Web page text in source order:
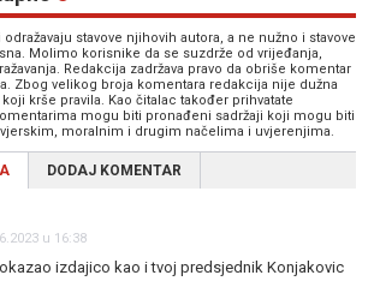
stavove njihovih autora, a ne nužno i stavove
Molimo korisnike da se suzdrže od vrijeđanja,
Redakcija zadržava pravo da obriše komentar
Zbog velikog broja komentara redakcija nije dužna
krše pravila. Kao čitalac također prihvatate
mogu biti pronađeni sadržaji koji mogu biti
moralnim i drugim načelima i uvjerenjima.
DODAJ KOMENTAR
u 16:38
izdajico kao i tvoj predsjednik Konjakovic